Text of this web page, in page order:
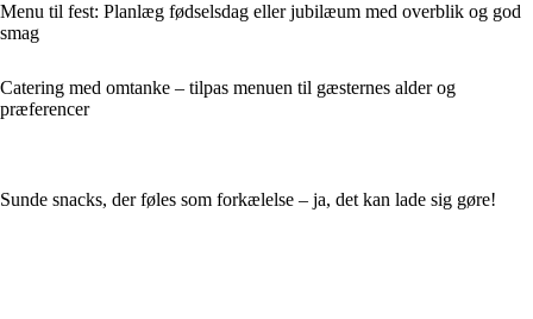
Menu til fest: Planlæg fødselsdag eller jubilæum med overblik og god
smag
Catering med omtanke – tilpas menuen til gæsternes alder og
præferencer
Sunde snacks, der føles som forkælelse – ja, det kan lade sig gøre!